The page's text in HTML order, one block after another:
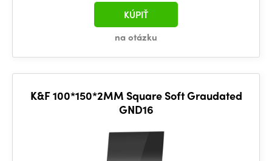
na otázku
KÚPIŤ
K&F 100*150*2MM Square Soft Graudated
GND16